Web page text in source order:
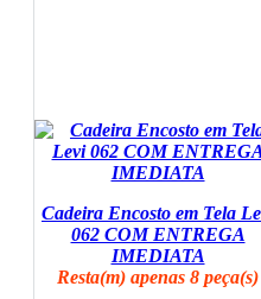
Cadeira Encosto em Tela
062 COM ENTREGA
IMEDIATA
Resta(m) apenas 8 peça(s)